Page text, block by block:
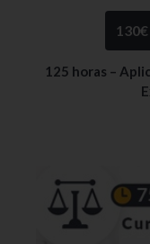
130€
125 horas –